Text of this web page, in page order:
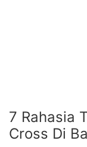
7 Rahasia
Cross Di